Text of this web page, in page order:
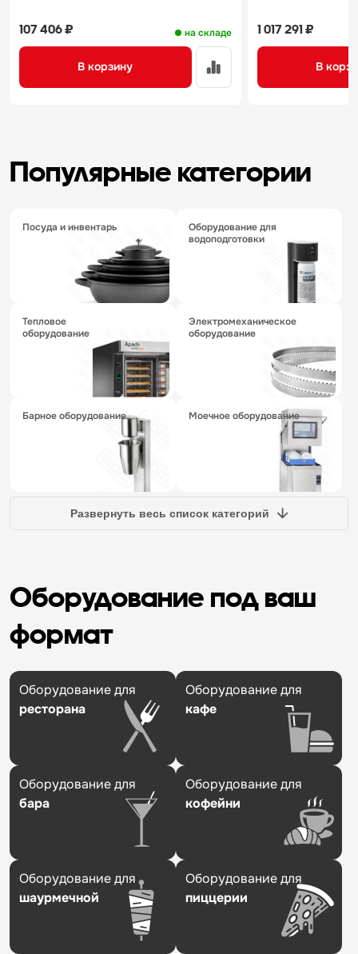
на складе
107 406 ₽
В корзину
1 017 291 ₽
В
Популярные категории
посуда и инвентарь
оборудование для
водоподготовки
тепловое
оборудование
электромеханическое
оборудование
барное оборудование моечное оборудование
Развернуть весь список категорий
Оборудование под ваш
формат
Оборудование для
ресторана
Оборудование для
кафе
Оборудование для
бара
Оборудование для
кофейни
Оборудование для
шаурмечной
Оборудование для
пиццерии